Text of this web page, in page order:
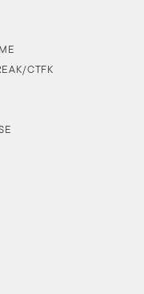
CTFK